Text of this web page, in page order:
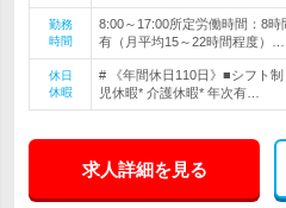
勤務
時間
8:00～17:00所定労働時間：8時
有（月平均15～22時間程度）…
休日
休暇
# 《年間休日110日》■シフト
児休暇* 介護休暇* 年次有…
求人詳細を見る